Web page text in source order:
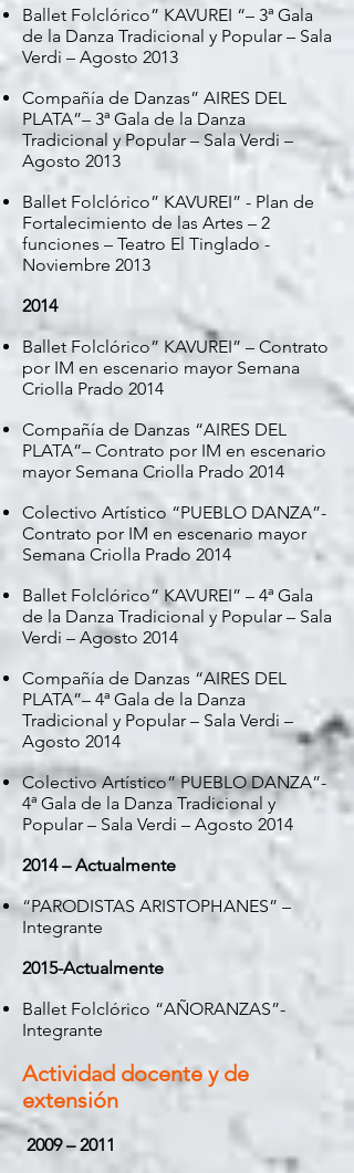
Ballet Folclórico” KAVUREI “– 3ª Gala
de la Danza Tradicional y Popular – Sala
Verdi – Agosto 2013
Compañía de Danzas” AIRES DEL
PLATA”– 3ª Gala de la Danza
Tradicional y Popular – Sala Verdi –
Agosto 2013
Ballet Folclórico” KAVUREI” - Plan de
Fortalecimiento de las Artes – 2
funciones – Teatro El Tinglado -
Noviembre 2013
2014
Ballet Folclórico” KAVUREI” – Contrato
por IM en escenario mayor Semana
Criolla Prado 2014
Compañía de Danzas “AIRES DEL
PLATA”– Contrato por IM en escenario
mayor Semana Criolla Prado 2014
Colectivo Artístico “PUEBLO DANZA”-
Contrato por IM en escenario mayor
Semana Criolla Prado 2014
Ballet Folclórico” KAVUREI” – 4ª Gala
de la Danza Tradicional y Popular – Sala
Verdi – Agosto 2014
Compañía de Danzas “AIRES DEL
PLATA”– 4ª Gala de la Danza
Tradicional y Popular – Sala Verdi –
Agosto 2014
Colectivo Artístico” PUEBLO DANZA”-
4ª Gala de la Danza Tradicional y
Popular – Sala Verdi – Agosto 2014
2014 – Actualmente
“PARODISTAS ARISTOPHANES” –
Integrante
2015-Actualmente
Ballet Folclórico “AÑORANZAS”-
Integrante
Actividad docente y de
extensión
2009 – 2011